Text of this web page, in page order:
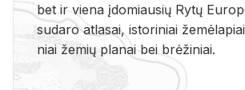
bet ir vie­na įdo­miau­sių Rytų
su­da­ro at­la­sai, is­to­ri­niai
niai že­mių pla­nai bei brė­ži­niai.